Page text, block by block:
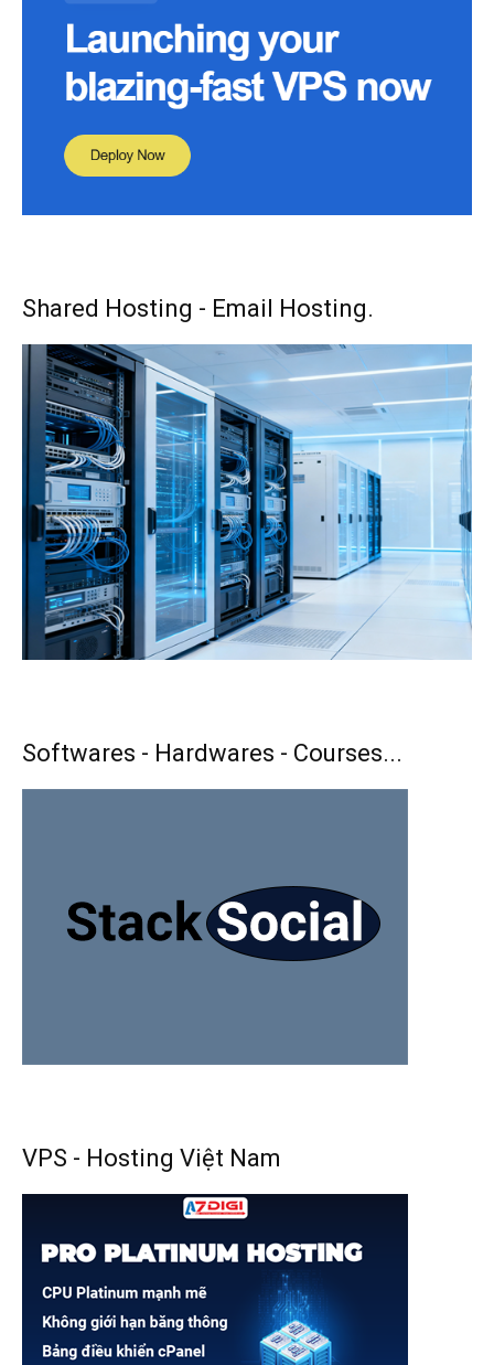
Shared Hosting - Email Hosting.
Softwares - Hardwares - Courses...
VPS - Hosting Việt Nam